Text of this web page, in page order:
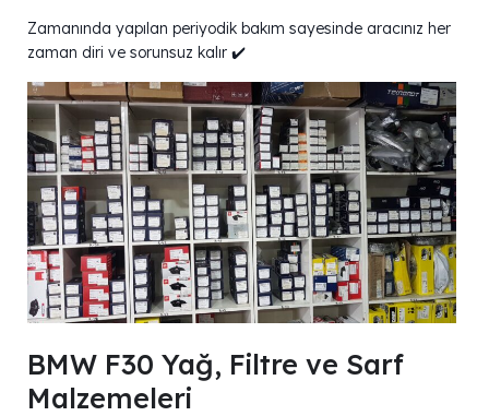
Zamanında yapılan periyodik bakım sayesinde aracınız her
zaman diri ve sorunsuz kalır ✔️
BMW F30 Yağ, Filtre ve Sarf
Malzemeleri